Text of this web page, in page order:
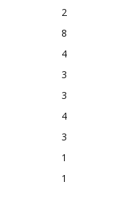
2
8
4
3
3
4
3
1
1